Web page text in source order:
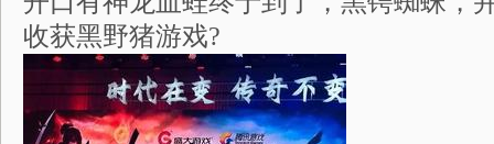
收获黑野猪游戏?